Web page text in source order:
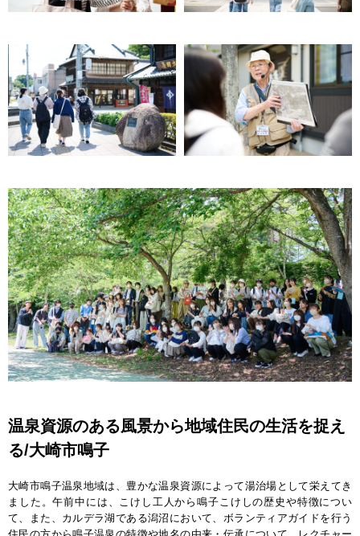
温泉資源のある風景から地域住民の生活を捉え
る/大崎市鳴子
大崎市鳴子温泉地域は、豊かな温泉資源によって湯治場として栄えてき
ました。午前中には、こけし工人から鳴子こけしの歴史や特徴につい
て、また、カルデラ湖である潟沼において、ボランティアガイドを行う